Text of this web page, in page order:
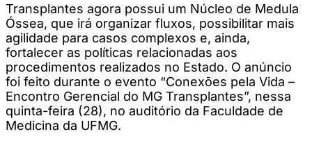
Transplantes agora possui um Núcleo de Medula
Óssea, que irá organizar fluxos, possibilitar mais
agilidade para casos complexos e, ainda,
fortalecer as políticas relacionadas aos
procedimentos realizados no Estado. O anúncio
foi feito durante o evento “Conexões pela Vida –
Encontro Gerencial do MG Transplantes”, nessa
quinta-feira (28), no auditório da Faculdade de
Medicina da UFMG.